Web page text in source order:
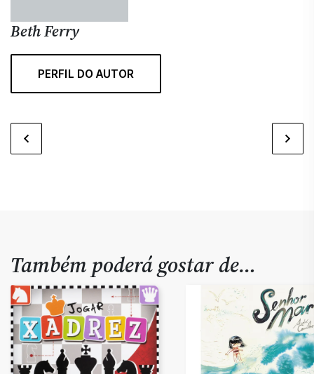
Beth Ferry
PERFIL DO AUTOR
Também poderá gostar de…